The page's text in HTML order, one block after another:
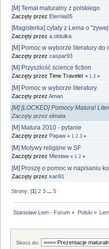
[M] Temat maturalny z polskiego
Zaczęty przez Eternia05
[Magisterka] cytaty z Lema o
Zaczęty przez a.obtulka
[M] Pomoc w wyborze literatury do
Zaczęty przez caspar93
[M] Przyszłość science fiction
Zaczęty przez Time Traveler « 1 2 »
[M] Pomoc w wyborze literatury.
Zaczęty przez Aman
[M] [LOCKED] Pomocy Matura!
Zaczęty przez elmata
[M] Matura 2010 - pytanie
Zaczęty przez Papaw « 1 2 3 »
[M] Motywy religijne w SF
Zaczęty przez Miesław « 1 2 »
[M] Proszę o pomoc w napisaniu
Zaczęty przez kari91
Strony: [1]2 3 ...5
Stanisław Lem - Forum » Polski»
Skocz do: